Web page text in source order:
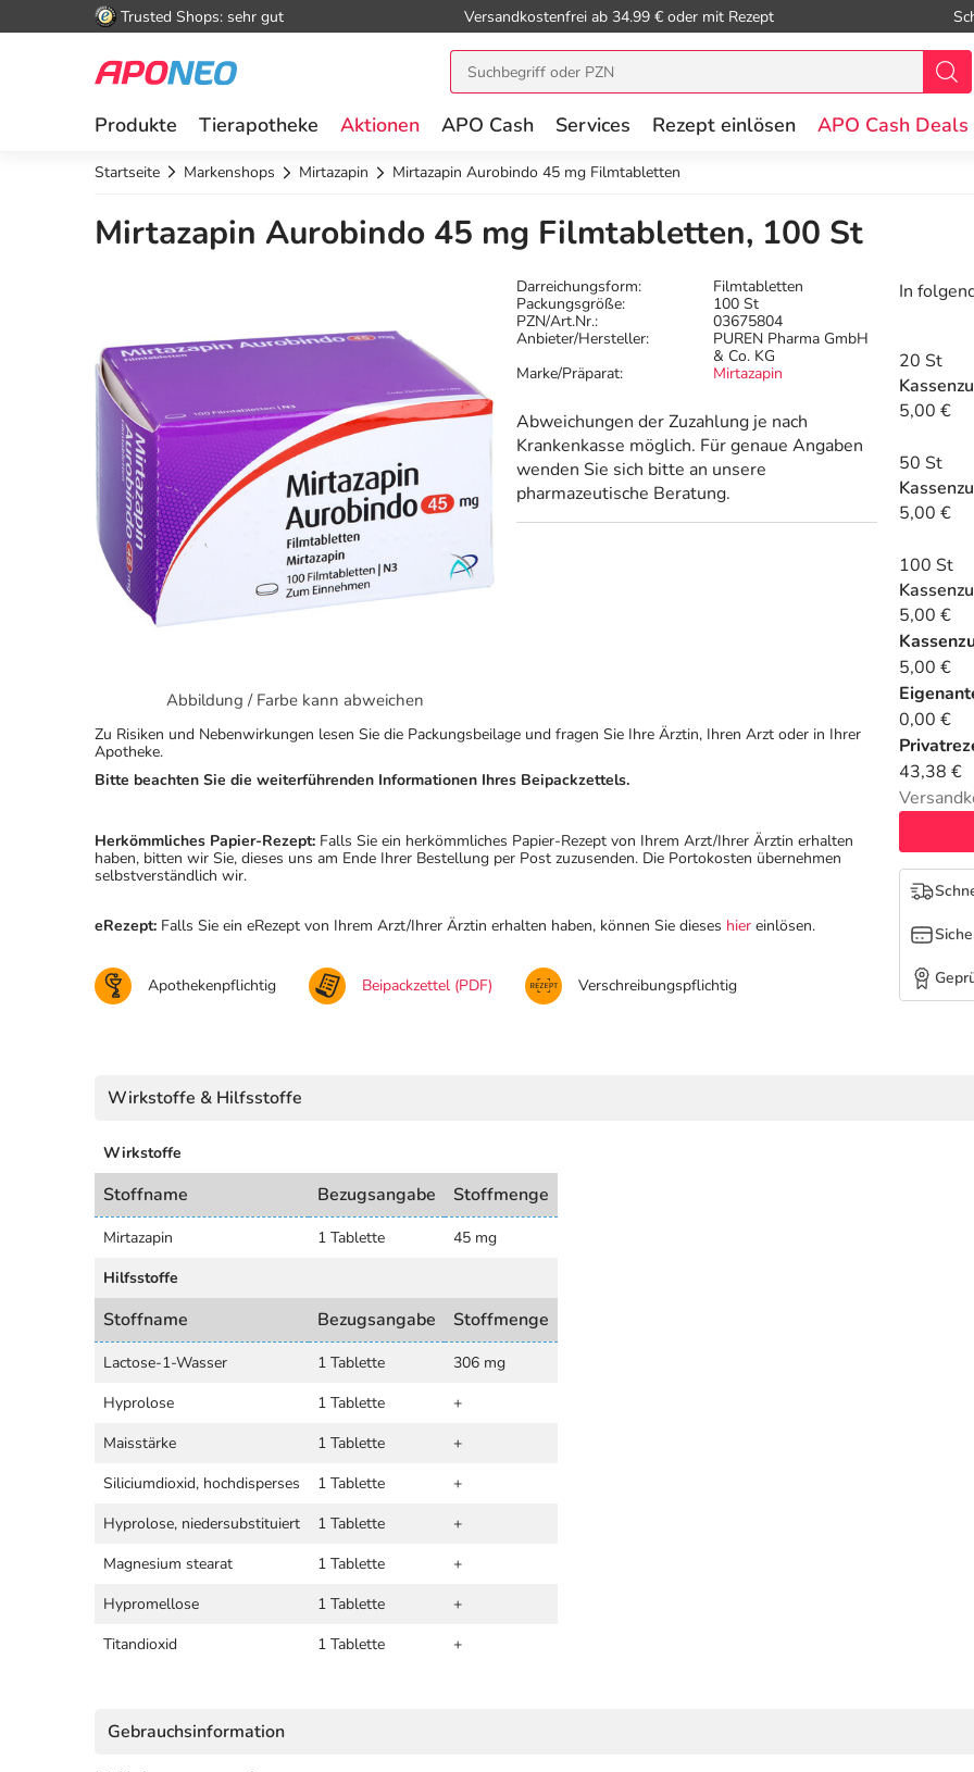
Trusted Shops: sehr gut Versandkostenfrei ab 34.99 € oder mit Rezept
Produkte Tierapotheke Aktionen APO Cash Services Rezept einlösen APO Cash Deals
Startseite Markenshops Mirtazapin Mirtazapin Aurobindo 45 mg Filmtabletten
Mirtazapin Aurobindo 45 mg Filmtabletten, 100 St
Abbildung / Farbe kann abweichen
Darreichungsform:
Filmtabletten
Packungsgröße:
100 St
PZN/Art.Nr.:
03675804
Anbieter/Hersteller:
PUREN Pharma GmbH
& Co. KG
Marke/Präparat:
Mirtazapin
Abweichungen der Zuzahlung je nach
Krankenkasse möglich. Für genaue Angaben
wenden Sie sich bitte an unsere
pharmazeutische Beratung.
In
20 St
5,00 €
50 St
5,00 €
100 St
5,00 €
5,00 €
0,00 €
43,38 €
Zu Risiken und Nebenwirkungen lesen Sie die Packungsbeilage und fragen Sie Ihre Ärztin, Ihren Arzt oder in Ihrer
Apotheke.
Bitte beachten Sie die weiterführenden Informationen Ihres Beipackzettels.
Herkömmliches Papier-Rezept: Falls Sie ein herkömmliches Papier-Rezept von Ihrem Arzt/Ihrer Ärztin erhalten
haben, bitten wir Sie, dieses uns am Ende Ihrer Bestellung per Post zuzusenden. Die Portokosten übernehmen
selbstverständlich wir.
eRezept: Falls Sie ein eRezept von Ihrem Arzt/Ihrer Ärztin erhalten haben, können Sie dieses hier einlösen.
Apothekenpflichtig Beipackzettel (PDF) Verschreibungspflichtig
Wirkstoffe & Hilfsstoffe
Wirkstoffe
Stoffname Bezugsangabe Stoffmenge
Mirtazapin 1 Tablette
45 mg
Hilfsstoffe
Stoffname Bezugsangabe Stoffmenge
Lactose-1-Wasser 1 Tablette
306 mg
Hyprolose
1 Tablette
+
Maisstärke
1 Tablette
+
Siliciumdioxid, hochdisperses
1 Tablette
+
Hyprolose, niedersubstituiert
1 Tablette
+
Magnesium stearat
1 Tablette
+
Hypromellose
1 Tablette
+
Titandioxid
1 Tablette +
Gebrauchsinformation